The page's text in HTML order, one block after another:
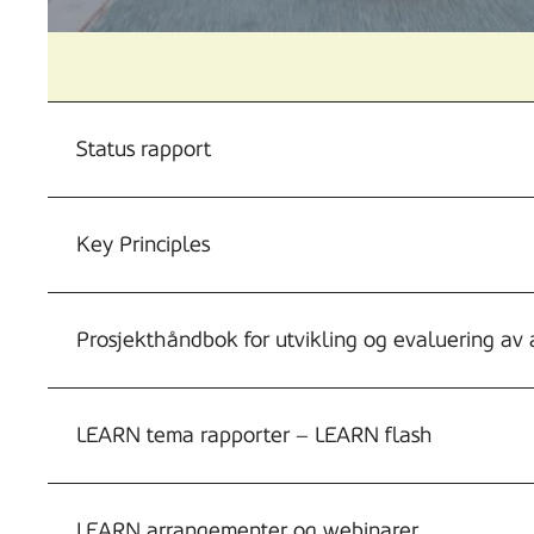
an
scooter.
scooter
Renewable
energy
transport
Status rapport
Key Principles
Prosjekthåndbok for utvikling og evaluering
LEARN tema rapporter – LEARN flash